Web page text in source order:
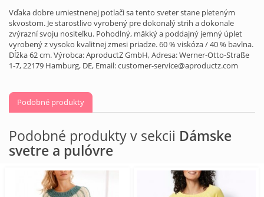
Vďaka dobre umiestnenej potlači sa tento sveter stane pleteným
skvostom. Je starostlivo vyrobený pre dokonalý strih a dokonale
zvýrazní svoju nositeľku. Pohodlný, mäkký a poddajný jemný úplet
vyrobený z vysoko kvalitnej zmesi priadze. 60 % viskóza / 40 % bavlna.
Dĺžka 62 cm. Výrobca: AproductZ GmbH, Adresa: Werner-Otto-Straße
1-7, 22179 Hamburg, DE, Email: customer-service@aproductz.com
Podobné produkty
Podobné produkty v sekcii Dámske
svetre a pulóvre